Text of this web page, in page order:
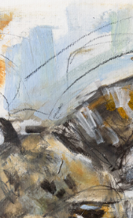
2025
MUFFLON